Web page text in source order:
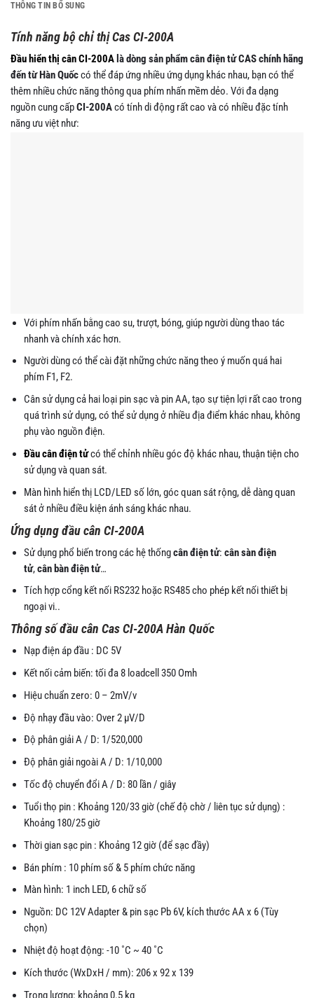
THÔNG TIN BỔ SUNG
Tính năng bộ chỉ thị Cas CI-200A
Đầu hiển thị cân CI-200A là dòng sản phẩm cân điện tử CAS chính hãng
đến từ Hàn Quốccó thể đáp ứng nhiều ứng dụng khác nhau, bạn có thể
thêm nhiều chức năng thông qua phím nhấn mềm dẻo. Với đa dạng
nguồn cung cấpCI-200Acó tính di động rất cao và có nhiều đặc tính
năng ưu việt như:
Với phím nhấn bằng cao su, trượt, bóng, giúp người dùng thao tác
nhanh và chính xác hơn.
Người dùng có thể cài đặt những chức năng theo ý muốn quá hai
phím F1, F2.
Cân sử dụng cả hai loại pin sạc và pin AA, tạo sự tiện lợi rất cao trong
quá trình sử dụng, có thể sử dụng ở nhiều địa điểm khác nhau, không
phụ vào nguồn điện.
Đầu cân điện tửcó thể chỉnh nhiều góc độ khác nhau, thuận tiện cho
sử dụng và quan sát.
Màn hình hiển thị LCD/LED số lớn, góc quan sát rộng, dễ dàng quan
sát ở nhiều điều kiện ánh sáng khác nhau.
Ứng dụng đầu cân CI-200A
Sử dụng phổ biến trong các hệ thốngcân điện tử: cân sàn điện
tử,cân bàn điện tử…
Tích hợp cổng kết nối RS232 hoặc RS485 cho phép kết nối thiết bị
ngoại vi..
Thông số đầu cân Cas CI-200A Hàn Quốc
Nạp điện áp đầu : DC 5V
Kết nối cảm biến: tối đa 8 loadcell 350 Omh
Hiệu chuẩn zero: 0 – 2mV/v
Độ nhạy đầu vào: Over 2 μV/D
Độ phân giải A / D: 1/520,000
Độ phân giải ngoài A / D: 1/10,000
Tốc độ chuyển đổi A / D: 80 lần / giây
Tuổi thọ pin : Khoảng 120/33 giờ (chế độ chờ / liên tục sử dụng) :
Khoảng 180/25 giờ
Thời gian sạc pin : Khoảng 12 giờ (để sạc đầy)
Bán phím : 10 phím số & 5 phím chức năng
Màn hình: 1 inch LED, 6 chữ số
Nguồn: DC 12V Adapter & pin sạc Pb 6V, kích thước AA x 6 (Tùy
chọn)
Nhiệt độ hoạt động: -10 ˚C ~ 40 ˚C
Kích thước (WxDxH / mm): 206 x 92 x 139
Trọng lượng: khoảng 0.5 kg